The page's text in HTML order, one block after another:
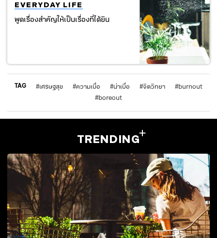
EVERYDAY LIFE
พูดเรื่องสำคัญให้เป็นเรื่องที่ได้ยิน
TAG #เศรษฐสุข #ความเบื่อ #น่าเบื่อ #จิตวิทยา #burnout
#boreout
TRENDING